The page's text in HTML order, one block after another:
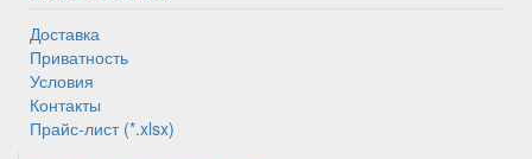
Доставка
Приватность
Условия
Контакты
Прайс-лист (*.xlsx)